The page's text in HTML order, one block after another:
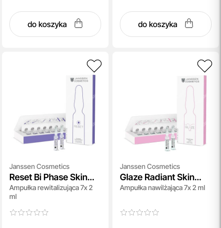
do koszyka do koszyka
Janssen Cosmetics
Reset Bi Phase Skin
Recovery
Ampułka rewitalizująca 7x 2
ml
Janssen Cosmetics
Glaze Radiant Skin
Fluid
Ampułka nawilżająca 7x 2 ml